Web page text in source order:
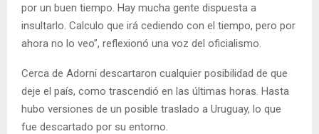
por un buen tiempo. Hay mucha gente dispuesta a
insultarlo. Calculo que irá cediendo con el tiempo, pero por
ahora no lo veo”, reflexionó una voz del oficialismo.
Cerca de Adorni descartaron cualquier posibilidad de que
deje el país, como trascendió en las últimas horas. Hasta
hubo versiones de un posible traslado a Uruguay, lo que
fue descartado por su entorno.